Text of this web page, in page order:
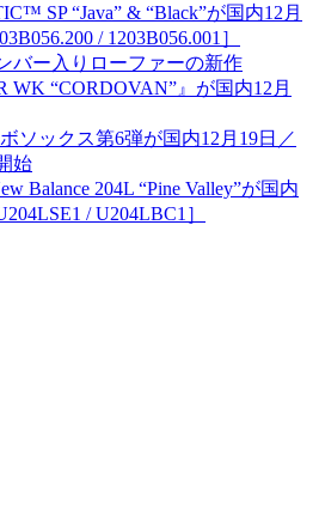
SP “Java” & “Black”が国内12月
/ 1203B056.001］
バー入りローファーの新作
WK “CORDOVAN”』が国内12月
ソックス第6弾が国内12月19日／
始
Balance 204L “Pine Valley”が国内
/ U204LBC1］